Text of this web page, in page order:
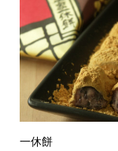
一休餅